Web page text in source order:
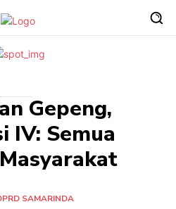
Gepeng,
IV: Semua
SAMARINDA